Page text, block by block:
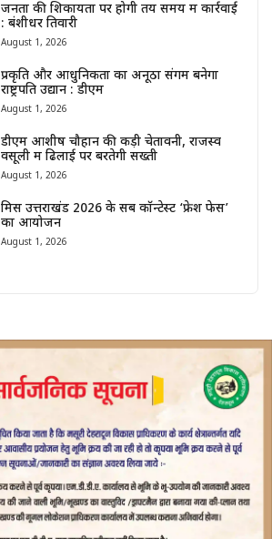
जनता की शिकायतों पर होगी तय समय में कार्रवाई
: बंशीधर तिवारी
August 1, 2026
प्रकृति और आधुनिकता का अनूठा संगम बनेगा
राष्ट्रपति उद्यान : डीएम
August 1, 2026
डीएम आशीष चौहान की कड़ी चेतावनी, राजस्व
वसूली में ढिलाई पर बरतेगी सख्ती
August 1, 2026
मिस उत्तराखंड 2026 के सब कॉन्टेस्ट ‘फ्रेश फेस’
का आयोजन
August 1, 2026